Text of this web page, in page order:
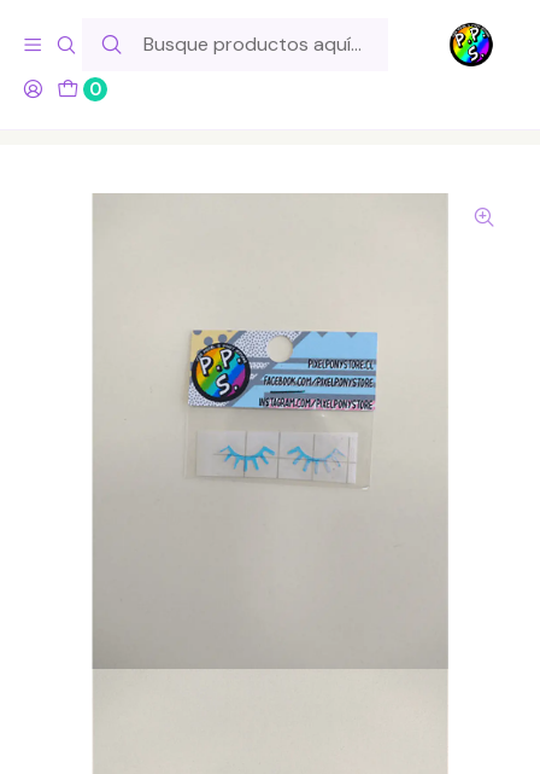
0
Hola! Si tu pedido incluye productos de fabricación propia,
ten en cuenta este tiempo para el despacho
Inicio Lo Hacemos Nosotros